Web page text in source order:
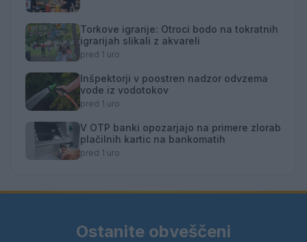
Torkove igrarije: Otroci bodo na tokratnih
igrarijah slikali z akvareli
pred 1 uro
Inšpektorji v poostren nadzor odvzema
vode iz vodotokov
pred 1 uro
V OTP banki opozarjajo na primere zlorab
plačilnih kartic na bankomatih
pred 1 uro
Ostanite obveščeni